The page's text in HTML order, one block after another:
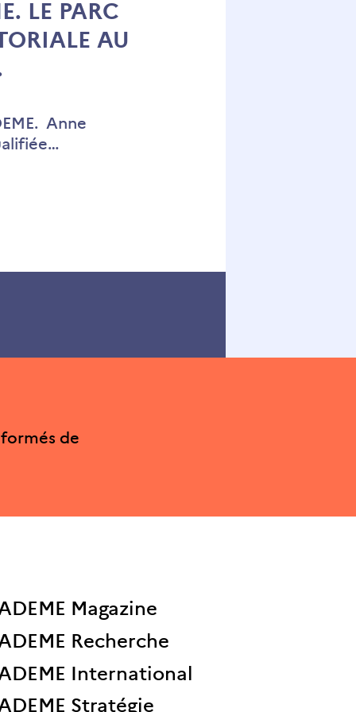
LE PARC
AU
Anne
de
Magazine
Recherche
International
Stratégie